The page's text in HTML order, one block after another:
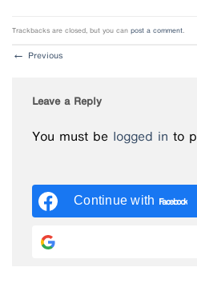
Trackbacks are closed, but you canpost a comment.
← Previous
Leave a Reply
You must be logged in to
Continue with Facebook